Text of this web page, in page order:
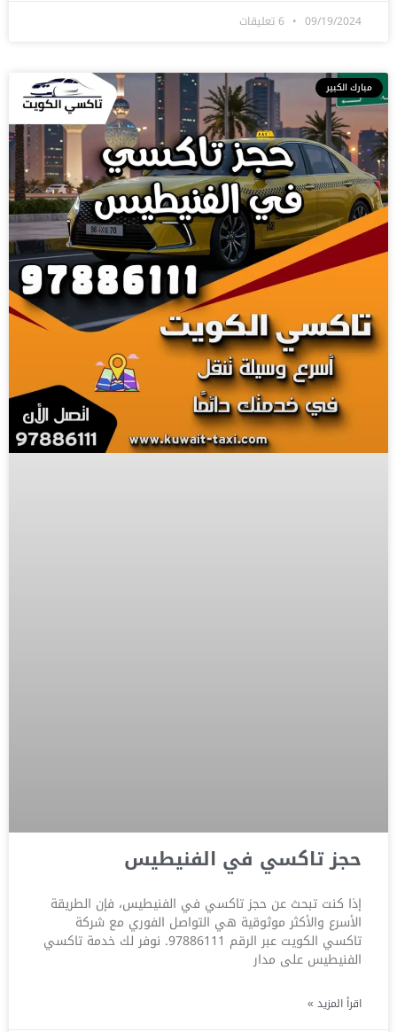
09/19/2024
مبارك الكبير
حجز تاكسي في الفنيطيس
إذا كنت تبحث عن حجز تاكسي في الفنيطيس، فإن الطريقة
الأسرع والأكثر موثوقية هي التواصل الفوري مع شركة
تاكسي الكويت عبر الرقم 97886111. نوفر لك خدمة تاكسي
الفنيطيس على مدار
اقرأ المزيد »